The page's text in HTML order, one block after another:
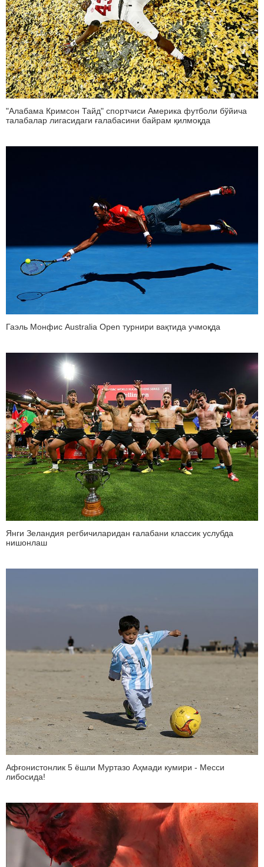
"Алабама Кримсон Тайд" спортчиси Америка футболи бўйича
талабалар лигасидаги ғалабасини байрам қилмоқда
Гаэль Монфис Australia Open турнири вақтида учмоқда
Янги Зеландия регбичиларидан ғалабани классик услубда
нишонлаш
Афғонистонлик 5 ёшли Муртазо Аҳмади кумири - Месси
либосида!